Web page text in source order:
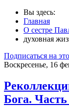
Вы здесь:
Главная
О сестре
духовная
Подписаться на
Воскресенье, 16
Бога. Часть